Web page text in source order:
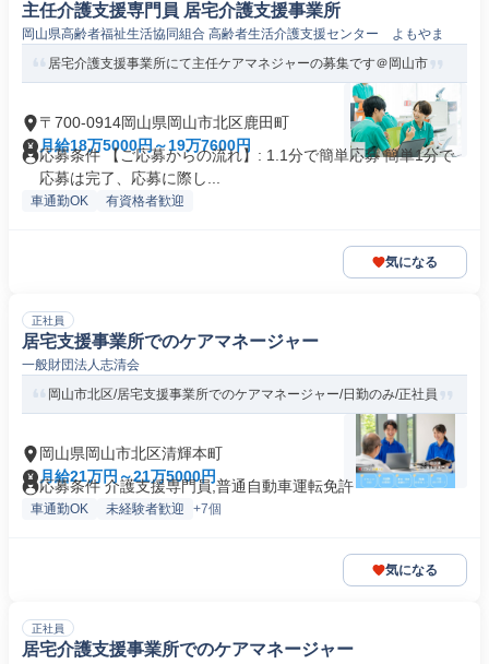
主任介護支援専門員 居宅介護支援事業所
岡山県高齢者福祉生活協同組合 高齢者生活介護支援センター よもやま
居宅介護支援事業所にて主任ケアマネジャーの募集です＠岡山市
〒700-0914岡山県岡山市北区鹿田町
月給18万5000円～19万7600円
応募条件 【ご応募からの流れ】: 1.1分で簡単応募 簡単1分で
応募は完了、応募に際し...
車通勤OK 有資格者歓迎
気になる
正社員
居宅支援事業所でのケアマネージャー
一般財団法人志清会
岡山市北区/居宅支援事業所でのケアマネージャー/日勤のみ/正社員
岡山県岡山市北区清輝本町
月給21万円～21万5000円
応募条件 介護支援専門員,普通自動車運転免許
車通勤OK 未経験者歓迎 +7個
気になる
正社員
居宅介護支援事業所でのケアマネージャー